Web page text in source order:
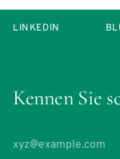
Kennen Sie
LINKEDIN